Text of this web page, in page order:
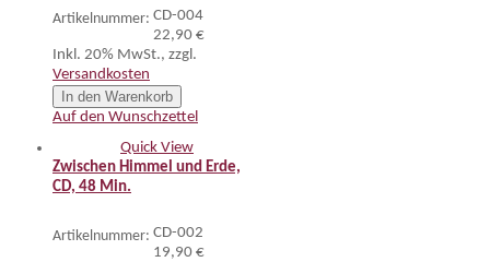
Artikelnummer: CD-004
22,90 €
Inkl. 20% MwSt., zzgl.
Versandkosten
In den Warenkorb
Auf den Wunschzettel
Quick View
Zwischen Himmel und Erde,
CD, 48 Min.
Artikelnummer: CD-002
19,90 €